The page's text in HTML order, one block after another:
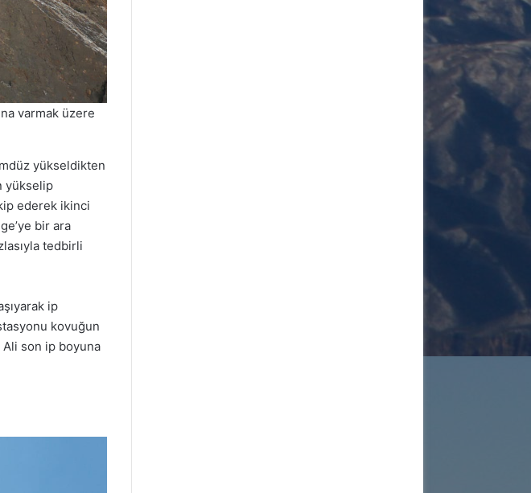
varmak üzere
yükseldikten
yükselip
ederek ikinci
bir ara
tedbirli
ip
kovuğun
son ip boyuna